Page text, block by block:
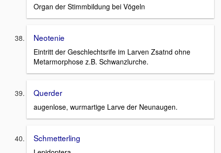
Organ der Stimmbildung bei Vögeln
Neotenie
Eintritt der Geschlechtsrife im Larven Zsatnd ohne
Metarmorphose z.B. Schwanzlurche.
Querder
augenlose, wurmartige Larve der Neunaugen.
Schmetterling